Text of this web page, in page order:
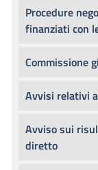
Procedure
finanziati con
Commissione
Avvisi relativi
Avviso sui
diretto